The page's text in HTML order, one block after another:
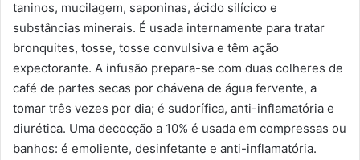
taninos, mucilagem, saponinas, ácido silícico e
substâncias minerais. É usada internamente para tratar
bronquites, tosse, tosse convulsiva e têm ação
expectorante. A infusão prepara-se com duas colheres de
café de partes secas por chávena de água fervente, a
tomar três vezes por dia; é sudorífica, anti-inflamatória e
diurética. Uma decocção a 10% é usada em compressas ou
banhos: é emoliente, desinfetante e anti-inflamatória.